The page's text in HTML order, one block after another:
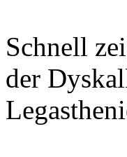
Schnell
der